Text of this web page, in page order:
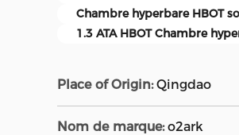
Chambre hyperbare HBOT
1.3 ATA HBOT Chambre
Place of Origin: Qingdao
Nom de marque: o2ark